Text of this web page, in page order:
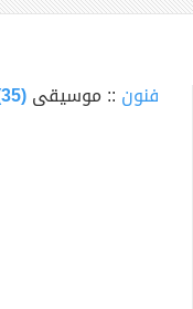
فنون :: موسيقى(35)